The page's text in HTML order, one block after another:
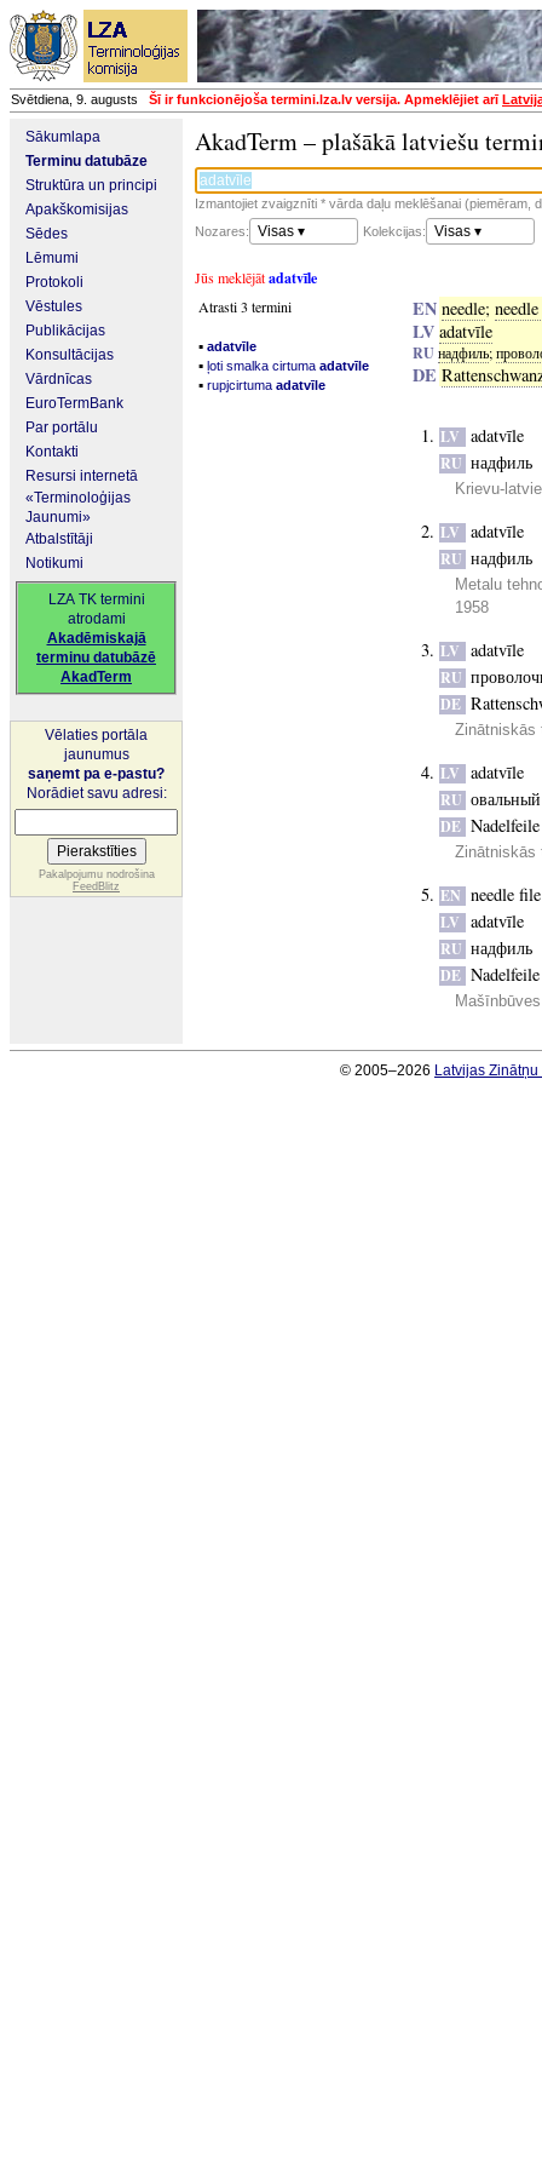
Svētdiena, 9. augusts Šī ir funkcionējoša termini.lza.lv versija. Apmeklējiet arī
Sākumlapa
Terminu datubāze
Struktūra un principi
Apakškomisijas
Sēdes
Lēmumi
Protokoli
Vēstules
Publikācijas
Konsultācijas
Vārdnīcas
EuroTermBank
Par portālu
Kontakti
Resursi internetā
«Terminoloģijas
Jaunumi»
Atbalstītāji
Notikumi
LZA TK termini
atrodami
Akadēmiskajā
terminu datubāzē
AkadTerm
Vēlaties portāla
jaunumus
saņemt pa e-pastu?
Norādiet savu adresi:
Pakalpojumu nodrošina
FeedBlitz
AkadTerm – plašākā latviešu
Izmantojiet zvaigznīti * vārda daļu meklēšanai (piemēram,
Nozares:
Visas ▾ Kolekcijas: Visas ▾
Jūs meklējātadatvīle
Atrasti 3 termini
▪ adatvīle
▪ ļoti smalka cirtuma adatvīle
▪ rupjcirtuma adatvīle
EN needle;
LV adatvīle
RUнадфиль;
DE
LV adatvīle
RU надфиль
Krievu-
LV adatvīle
RU надфиль
Metalu
1958
LV adatvīle
RU
DE
Zinātniskās
LV adatvīle
RU
DE Nadelfeile
Zinātniskās
EN needle file
LV adatvīle
RU надфиль
DE Nadelfeile
© 2005–2026 Latvijas